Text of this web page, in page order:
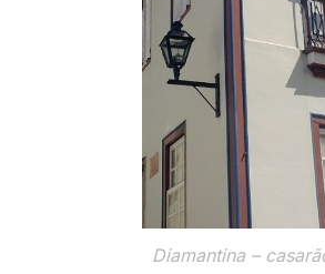
Diamantina –